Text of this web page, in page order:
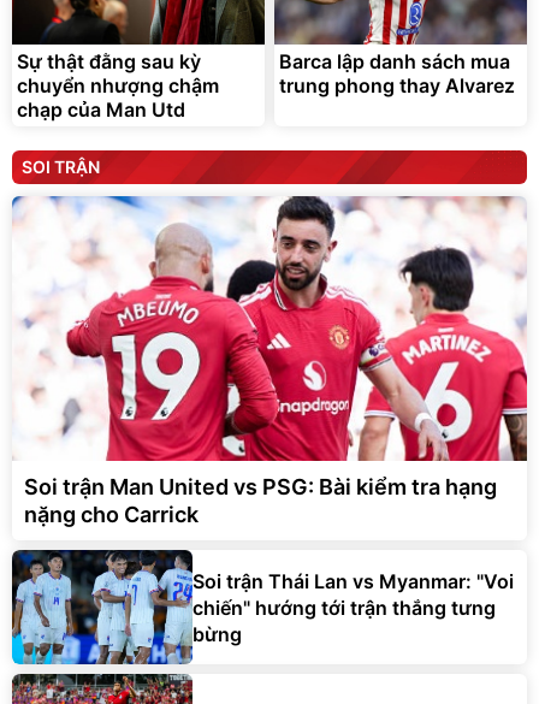
Sự thật đằng sau kỳ
chuyển nhượng chậm
chạp của Man Utd
Barca lập danh sách mua
trung phong thay Alvarez
SOI TRẬN
Soi trận Man United vs PSG: Bài kiểm tra hạng
nặng cho Carrick
Soi trận Thái Lan vs Myanmar: "Voi
chiến" hướng tới trận thắng tưng
bừng